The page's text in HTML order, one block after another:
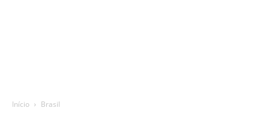
Início Brasil